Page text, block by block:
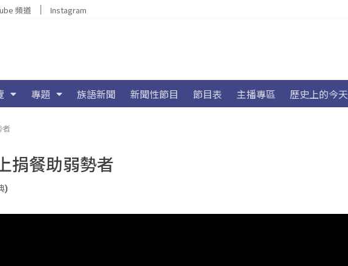
頻道 Instagram
專題 族語新聞 新聞性節目 節目表 主播專區 歷史上的今天
者
捐餐助弱勢者
)